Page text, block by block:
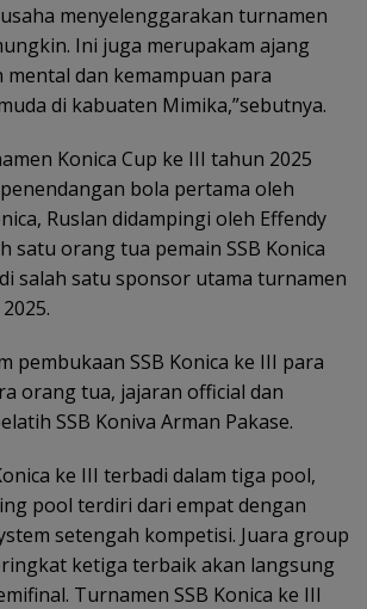
menyelenggarakan turnamen
Ini juga merupakam ajang
dan kemampuan para
di kabuaten Mimika,”sebutnya.
Konica Cup ke III tahun 2025
bola pertama oleh
Ruslan didampingi oleh Effendy
satu orang tua pemain SSB Konica
salah satu sponsor utama turnamen
pembukaan SSB Konica ke III para
orang tua, jajaran official dan
SSB Koniva Arman Pakase.
ke III terbadi dalam tiga pool,
pool terdiri dari empat dengan
setengah kompetisi. Juara group
ketiga terbaik akan langsung
Turnamen SSB Konica ke III